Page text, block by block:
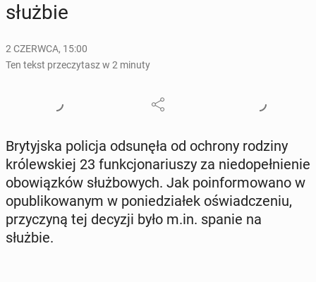
służbie
2 CZERWCA, 15:00
Ten tekst przeczytasz w 2 minuty
Bry­tyj­ska policja od­su­nę­ła od ochrony rodziny
kró­lew­skiej 23 funk­cjo­na­riu­szy za nie­do­peł­nie­nie
obo­wiąz­ków służ­bo­wych. Jak po­in­for­mo­wa­no w
opu­bli­ko­wa­nym w po­nie­dzia­łek oświad­cze­niu,
przy­czy­ną tej decyzji było m.in. spanie na
służbie.